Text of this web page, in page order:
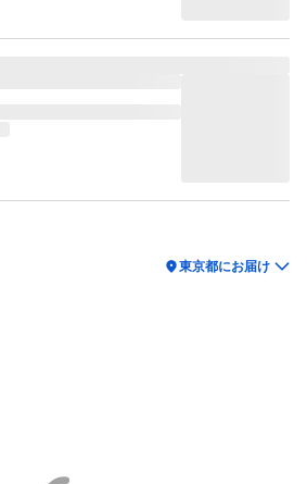
location_on東京都にお届け